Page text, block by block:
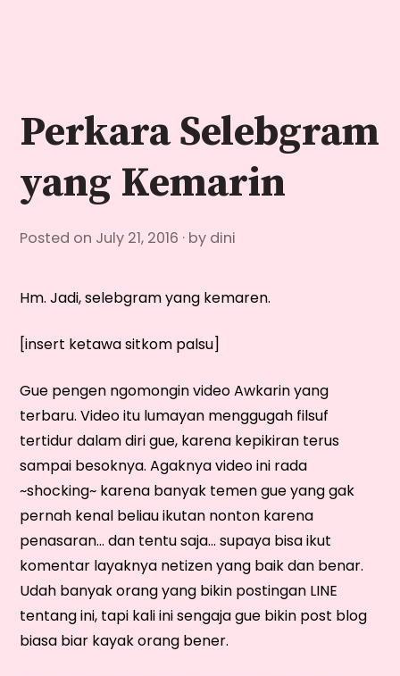
Perkara Selebgram
yang Kemarin
Posted on July 21, 2016 by dini
Hm. Jadi, selebgram yang kemaren.
[insert ketawa sitkom palsu]
Gue pengen ngomongin video Awkarin yang
terbaru. Video itu lumayan menggugah filsuf
tertidur dalam diri gue, karena kepikiran terus
sampai besoknya. Agaknya video ini rada
~shocking~ karena banyak temen gue yang gak
pernah kenal beliau ikutan nonton karena
penasaran… dan tentu saja… supaya bisa ikut
komentar layaknya netizen yang baik dan benar.
Udah banyak orang yang bikin postingan LINE
tentang ini, tapi kali ini sengaja gue bikin post blog
biasa biar kayak orang bener.